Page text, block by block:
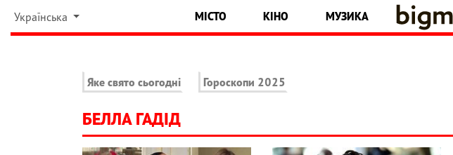
Українська МІСТО КІНО МУЗИКА
Яке свято сьогодні Гороскопи 2025
БЕЛЛА ГАДІД